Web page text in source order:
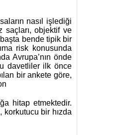
nasıl işlediği
saçları, objektif ve
başta bende tipik bir
risk konusunda
Avrupa’nın önde
davetliler ilk önce
bir ankete göre,
hitap etmektedir.
korkutucu bir hızda